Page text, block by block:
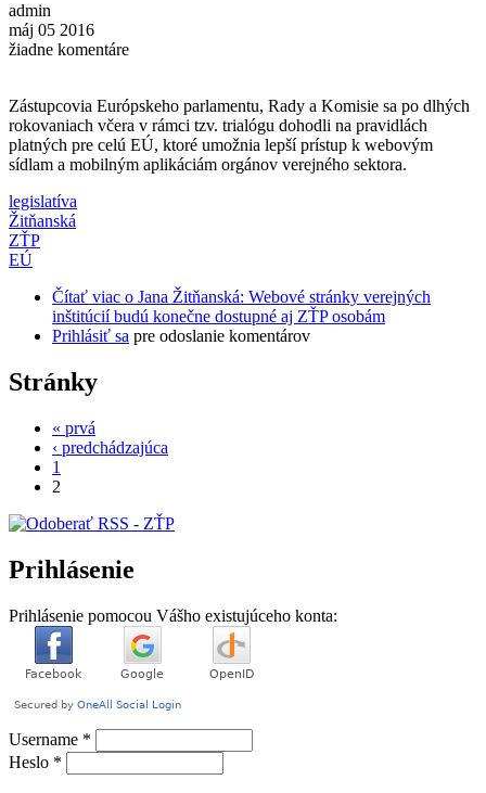
admin
máj 05 2016
žiadne komentáre
Zástupcovia Európskeho parlamentu, Rady a Komisie sa po dlhých
rokovaniach včera v rámci tzv. trialógu dohodli na pravidlách
platných pre celú EÚ, ktoré umožnia lepší prístup k webovým
sídlam a mobilným aplikáciám orgánov verejného sektora.
legislatíva
Žitňanská
ZŤP
EÚ
Čítať viac o Jana Žitňanská: Webové stránky verejných
inštitúcií budú konečne dostupné aj ZŤP osobám
Prihlásiť sa pre odoslanie komentárov
Stránky
« prvá
‹ predchádzajúca
1
2
Prihlásenie
Prihlásenie pomocou Vášho existujúceho konta:
Username *
Heslo *